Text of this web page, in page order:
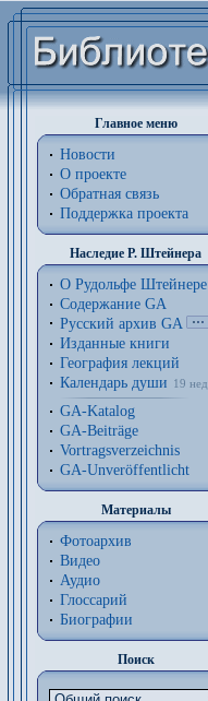
Главное меню
Новости
О проекте
Обратная связь
Поддержка проекта
Наследие Р. Штейнера
О Рудольфе Штейнере
Содержание GA
Русский архив GA
Изданные книги
География лекций
Календарь души
19 нед.
GA-Katalog
GA-Beiträge
Vortragsverzeichnis
GA-Unveröffentlicht
Материалы
Фотоархив
Видео
Аудио
Глоссарий
Биографии
Поиск